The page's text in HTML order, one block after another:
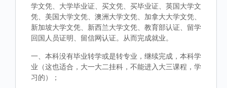
学文凭、大学毕业证、买文凭、买毕业证、英国大学文
凭、美国大学文凭、澳洲大学文凭、加拿大大学文凭、
新加坡大学文凭、新西兰大学文凭、教育部认证、留学
回国人员证明、留信网认证。从而完成就业。
一、本科没有毕业转学或是转专业，继续完成，本科学
业（这也适合，大一大二挂科，不能进入大三课程，学
习的）；